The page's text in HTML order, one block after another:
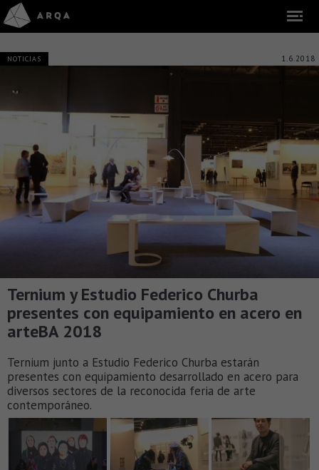
NOTICIAS 1.6.2018
Ternium y Estudio Federico Churba
presentes con equipamiento en acero en
arteBA 2018
Ternium junto a Estudio Federico Churba estarán
presentes con equipamiento desarrollado en acero para
diversos sectores de la reconocida feria de arte
contemporáneo.